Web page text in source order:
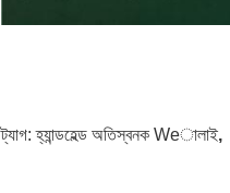
ট্যাগ:হ্যান্ডহেল্ড অতিস্বনক Weালাই,